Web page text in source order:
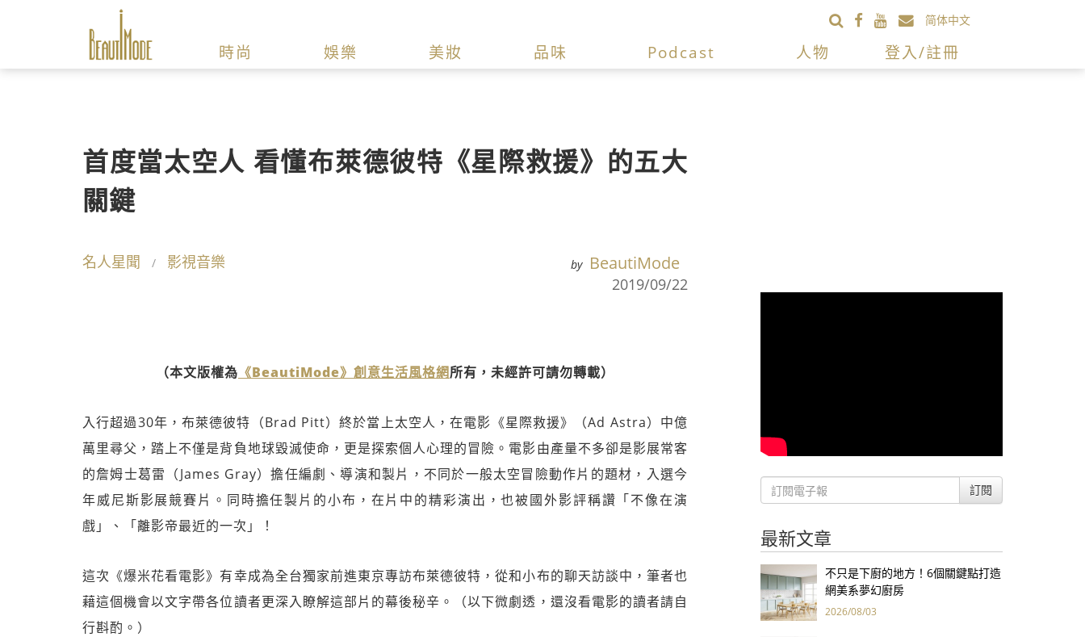
简体中文
時尚 娛樂 美妝 品味 Podcast 人物 登入/註冊
首度當太空人 看懂布萊德彼特《星際救援》的五大
關鍵
名人星聞 影視音樂 by BeautiMode
2019/09/22
（本文版權為 《BeautiMode》創意生活風格網所有，未經許可請勿轉載）
入行超過30年，布萊德彼特（Brad Pitt）終於當上太空人，在電影《星際救援》（Ad Astra）中億
萬里尋父，踏上不僅是背負地球毀滅使命，更是探索個人心理的冒險。電影由產量不多卻是影展常客
的詹姆士葛雷（James Gray）擔任編劇、導演和製片，不同於一般太空冒險動作片的題材，入選今
年威尼斯影展競賽片。同時擔任製片的小布，在片中的精彩演出，也被國外影評稱讚「不像在演
戲」、「離影帝最近的一次」！
這次《爆米花看電影》有幸成為全台獨家前進東京專訪布萊德彼特，從和小布的聊天訪談中，筆者也
藉這個機會以文字帶各位讀者更深入瞭解這部片的幕後秘辛。（以下微劇透，還沒看電影的讀者請自
行斟酌。）
訂閱
最新文章
不只是下廚的地方！6個關鍵點打造
網美系夢幻廚房
2026/08/03